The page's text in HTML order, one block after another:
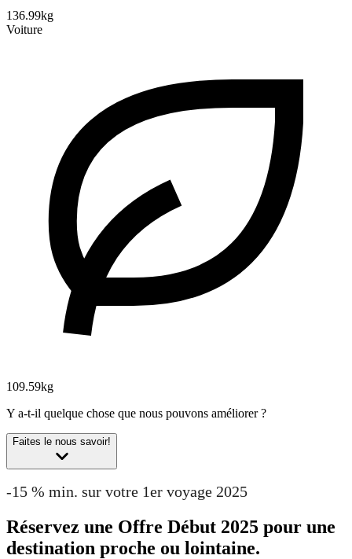
136.99kg
Voiture
109.59kg
Y a-t-il quelque chose que nous pouvons améliorer ?
Faites le nous savoir!
-15 % min. sur votre 1er voyage 2025
Réservez une Offre Début 2025 pour une
destination proche ou lointaine.